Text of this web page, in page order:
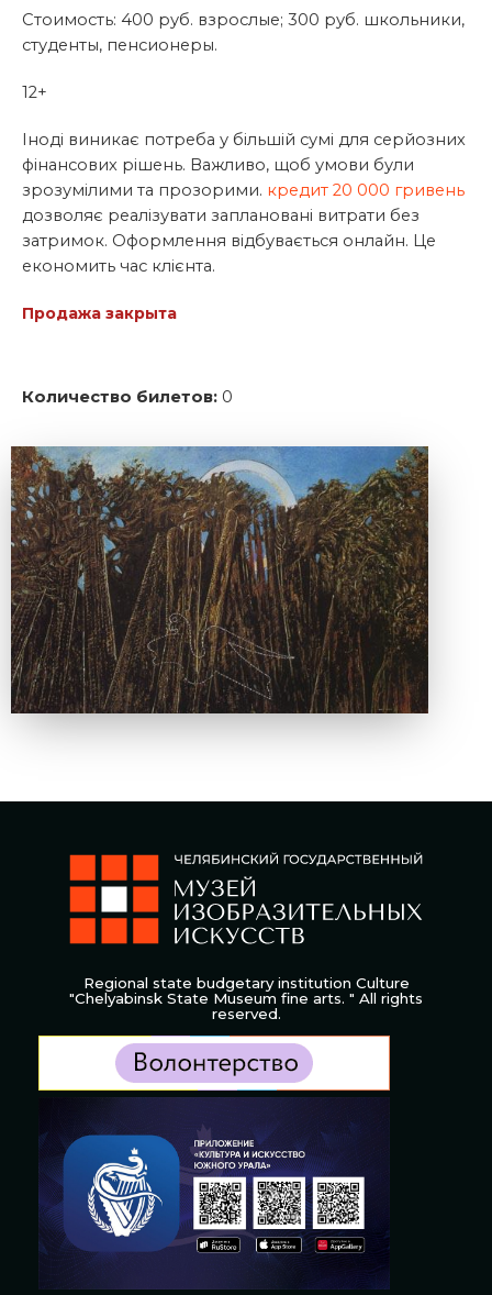
Стоимость: 400 руб. взрослые; 300 руб. школьники,
студенты, пенсионеры.
12+
Іноді виникає потреба у більшій сумі для серйозних
фінансових рішень. Важливо, щоб умови були
зрозумілими та прозорими. кредит 20 000 гривень
дозволяє реалізувати заплановані витрати без
затримок. Оформлення відбувається онлайн. Це
економить час клієнта.
Продажа закрыта
Количество билетов: 0
Regional state budgetary institution Culture
"Chelyabinsk State Museum fine arts. " All rights
reserved.